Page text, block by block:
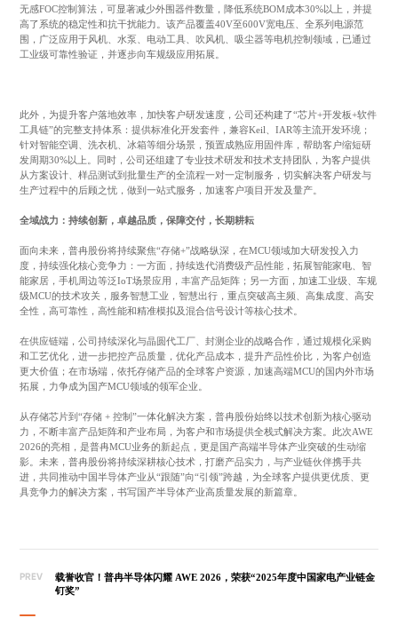
无感FOC控制算法，可显著减少外围器件数量，降低系统BOM成本30%以上，并提
高了系统的稳定性和抗干扰能力。该产品覆盖40V至600V宽电压、全系列电源范
围，广泛应用于风机、水泵、电动工具、吹风机、吸尘器等电机控制领域，已通过
工业级可靠性验证，并逐步向车规级应用拓展。
此外，为提升客户落地效率，加快客户研发速度，公司还构建了“芯片+开发板+软件
工具链”的完整支持体系：提供标准化开发套件，兼容Keil、IAR等主流开发环境；
针对智能空调、洗衣机、冰箱等细分场景，预置成熟应用固件库，帮助客户缩短研
发周期30%以上。同时，公司还组建了专业技术研发和技术支持团队，为客户提供
从方案设计、样品测试到批量生产的全流程一对一定制服务，切实解决客户研发与
生产过程中的后顾之忧，做到一站式服务，加速客户项目开发及量产。
全域战力：持续创新，卓越品质，保障交付，长期耕耘
面向未来，普冉股份将持续聚焦“存储+”战略纵深，在MCU领域加大研发投入力
度，持续强化核心竞争力：一方面，持续迭代消费级产品性能，拓展智能家电、智
能家居，手机周边等泛IoT场景应用，丰富产品矩阵；另一方面，加速工业级、车规
级MCU的技术攻关，服务智慧工业，智慧出行，重点突破高主频、高集成度、高安
全性，高可靠性，高性能和精准模拟及混合信号设计等核心技术。
在供应链端，公司持续深化与晶圆代工厂、封测企业的战略合作，通过规模化采购
和工艺优化，进一步把控产品质量，优化产品成本，提升产品性价比，为客户创造
更大价值；在市场端，依托存储产品的全球客户资源，加速高端MCU的国内外市场
拓展，力争成为国产MCU领域的领军企业。
从存储芯片到“存储 + 控制”一体化解决方案，普冉股份始终以技术创新为核心驱动
力，不断丰富产品矩阵和产业布局，为客户和市场提供全栈式解决方案。此次AWE
2026的亮相，是普冉MCU业务的新起点，更是国产高端半导体产业突破的生动缩
影。未来，普冉股份将持续深耕核心技术，打磨产品实力，与产业链伙伴携手共
进，共同推动中国半导体产业从“跟随”向“引领”跨越，为全球客户提供更优质、更
具竞争力的解决方案，书写国产半导体产业高质量发展的新篇章。
PREV
载誉收官！普冉半导体闪耀 AWE 2026，荣获“2025年度中国家电产业链金
钉奖”